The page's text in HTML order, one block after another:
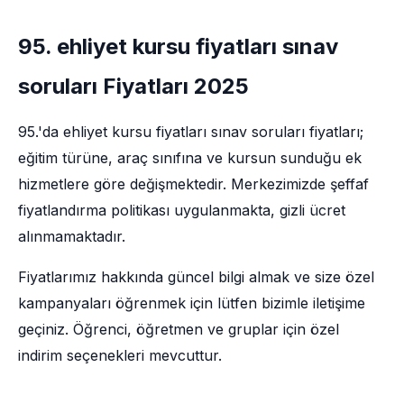
95. ehliyet kursu fiyatları sınav
soruları Fiyatları 2025
95.'da ehliyet kursu fiyatları sınav soruları fiyatları;
eğitim türüne, araç sınıfına ve kursun sunduğu ek
hizmetlere göre değişmektedir. Merkezimizde şeffaf
fiyatlandırma politikası uygulanmakta, gizli ücret
alınmamaktadır.
Fiyatlarımız hakkında güncel bilgi almak ve size özel
kampanyaları öğrenmek için lütfen bizimle iletişime
geçiniz. Öğrenci, öğretmen ve gruplar için özel
indirim seçenekleri mevcuttur.